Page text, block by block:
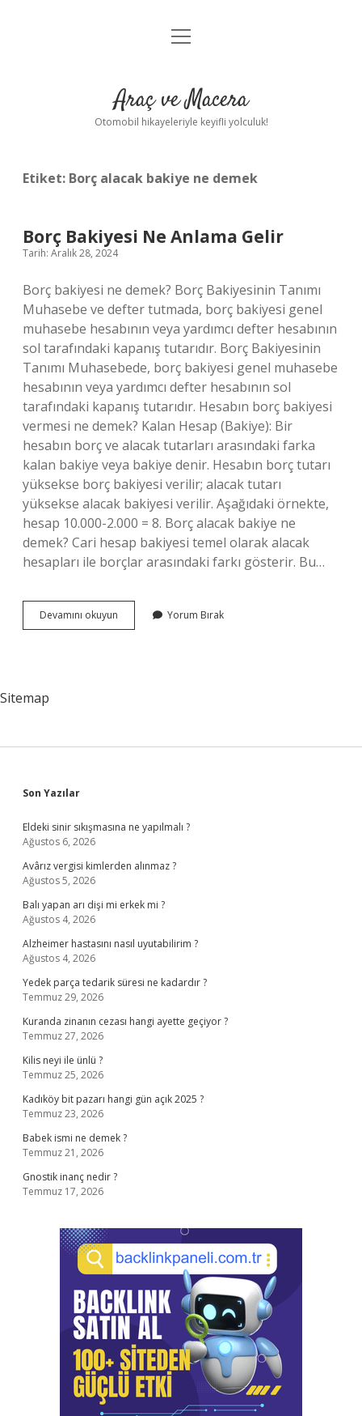
Anasayfa
Yasal Uyarı
menüyü
Araç ve Macera
Otomobil hikayeleriyle keyifli yolculuk!
Etiket: Borç alacak bakiye ne demek
Borç Bakiyesi Ne Anlama Gelir
Tarih: Aralık 28, 2024
Borç bakiyesi ne demek? Borç Bakiyesinin Tanımı
Muhasebe ve defter tutmada, borç bakiyesi genel
muhasebe hesabının veya yardımcı defter hesabının
sol tarafındaki kapanış tutarıdır. Borç Bakiyesinin
Tanımı Muhasebede, borç bakiyesi genel muhasebe
hesabının veya yardımcı defter hesabının sol
tarafındaki kapanış tutarıdır. Hesabın borç bakiyesi
vermesi ne demek? Kalan Hesap (Bakiye): Bir
hesabın borç ve alacak tutarları arasındaki farka
kalan bakiye veya bakiye denir. Hesabın borç tutarı
yüksekse borç bakiyesi verilir; alacak tutarı
yüksekse alacak bakiyesi verilir. Aşağıdaki örnekte,
hesap 10.000-2.000 = 8. Borç alacak bakiye ne
demek? Cari hesap bakiyesi temel olarak alacak
hesapları ile borçlar arasındaki farkı gösterir. Bu…
Devamını okuyun
Bakiyesi
Yorum Bırak
Sitemap
Sidebar
Son Yazılar
Eldeki sinir sıkışmasına ne yapılmalı ?
Ağustos 6, 2026
Avârız vergisi kimlerden alınmaz ?
Ağustos 5, 2026
Balı yapan arı dişi mi erkek mi ?
Ağustos 4, 2026
Alzheimer hastasını nasıl uyutabilirim ?
Ağustos 4, 2026
Yedek parça tedarik süresi ne kadardır ?
Temmuz 29, 2026
Kuranda zinanın cezası hangi ayette geçiyor ?
Temmuz 27, 2026
Kilis neyi ile ünlü ?
Temmuz 25, 2026
Kadıköy bit pazarı hangi gün açık 2025 ?
Temmuz 23, 2026
Babek ismi ne demek ?
Temmuz 21, 2026
Gnostik inanç nedir ?
Temmuz 17, 2026